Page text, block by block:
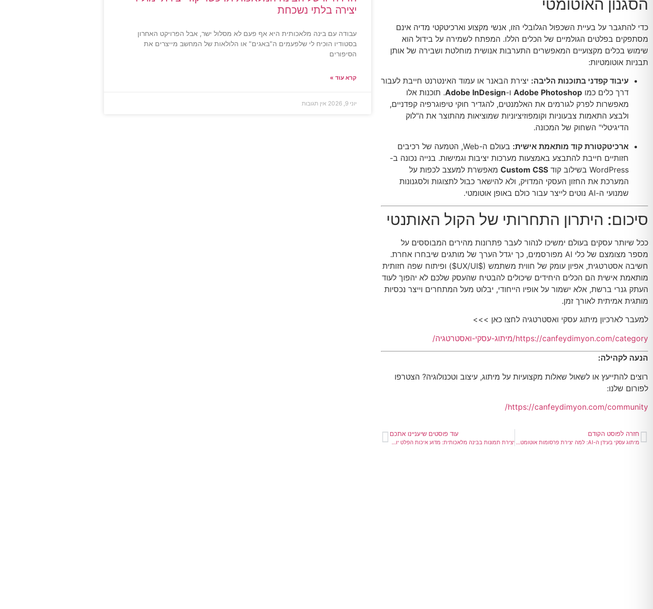
הסגנון האוטומטי
כדי להתגבר על בעיית השכפול הגלובלי הזו, אנשי מקצוע וארכיטקטי מדיה אינם
מסתפקים בפלטים הגולמיים של הכלים הללו. המפתח לשמירה על בידול הוא
שימוש בכלים מקצועיים המאפשרים התערבות אנושית מוחלטת ושבירה של אותן
תבניות אוטומטיות:
עיבוד קפדני בתוכנות הליבה: יצירת הבאנר או עמוד האינטרנט חייבת לעבור
דרך כלים כמו Adobe Photoshop ו-Adobe InDesign. תוכנות אלו
מאפשרות לפרק לגורמים את האלמנטים, להגדיר חוקי טיפוגרפיה קפדניים,
ולבצע התאמות צבעוניות וקומפוזיציוניות שמוציאות מהתוצר את ה"לוק
הדיגיטלי" השחוק של המכונה.
ארכיטקטורת קוד מותאמת אישית:
בעולם ה-Web, הטמעה של רכיבים
חזותיים חייבת להתבצע באמצעות מערכות יציבות וגמישות. בנייה נכונה ב-
WordPress בשילוב קוד
Custom CSS מאפשרת למעצב לכפות על
המערכת את החזון העסקי המדויק, ולא להישאר כבול לתצוגות ולסגנונות
שמנועי ה-AI נוטים לייצר עבור כולם באופן אוטומטי.
סיכום: היתרון התחרותי של הקול האותנטי
ככל שיותר עסקים בעולם ימשיכו לנהור לעבר פתרונות מהירים המבוססים על
מספר מצומצם של כלי AI מפורסמים, כך יגדל הערך של מותגים שיבחרו אחרת.
חשיבה אסטרטגית, אפיון עומק של חווית משתמש ($UX/UI$
) ופיתוח שפה חזותית
מותאמת אישית הם הכלים היחידים שיכולים להבטיח שהעסק שלכם לא יהפוך לעוד
העתק גנרי ברשת, אלא ישמור על אופיו הייחודי, יבלוט מעל המתחרים וייצר נכסיות
מותגית אמיתית לאורך זמן.
למעבר לארכיון מיתוג עסקי ואסטרטגיה לחצו כאן >>>
https://canfeydimyon.com/category/מיתוג-עסקי-ואסטרטגיה/
הנעה לקהילה:
רוצים להתייעץ או לשאול שאלות מקצועיות על מיתוג, עיצוב וטכנולוגיה? הצטרפו
לפורום שלנו:
https://canfeydimyon.com/community/
חזרה לפוסט הקודם
מיתוג עסקי בעידן ה-AI: למה יצירת פרסומות אוטומטית ללא אסטרטגיה פוגעת בעסק שלכם?
עוד פוסטים שיעניינו אתכם
יצירת תמונות בבינה מלאכותית: מדוע איכות הפלט יורדת במהלך שינויים חוזרים וכיצד פותרים זאת?
יצירה בלתי נשכחת
עבודה עם בינה מלאכותית היא אף פעם לא מסלול ישר, אבל הפרויקט האחרון
בסטודיו הוכיח לי שלפעמים ה"באגים" או הלולאות של המחשב מייצרים את
הסיפורים
קרא עוד »
יוני 9, 2026 אין תגובות